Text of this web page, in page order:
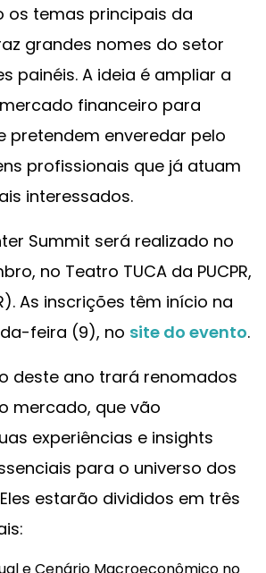
os temas principais da
grandes nomes do setor
painéis. A ideia é ampliar a
financeiro para
pretendem enveredar pelo
profissionais que já atuam
interessados.
Summit será realizado no
no Teatro TUCA da PUCPR,
As inscrições têm início na
feira (9), no site do evento.
deste ano trará renomados
mercado, que vão
experiências e insights
para o universo dos
estarão divididos em três
e Cenário Macroeconômico no